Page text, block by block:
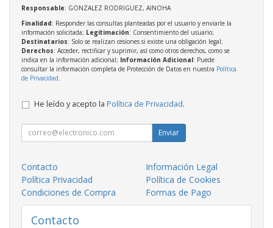
Responsable: GONZALEZ RODRIGUEZ, AINOHA
Finalidad: Responder las consultas planteadas por el usuario y enviarle la
información solicitada; Legitimación: Consentimiento del usuario;
Destinatarios: Solo se realizan cesiones si existe una obligación legal;
Derechos: Acceder, rectificar y suprimir, así como otros derechos, como se
indica en la información adicional; Información Adicional: Puede
consultar la información completa de Protección de Datos en nuestra Política
de Privacidad
He leído y acepto la Política de Privacidad.
Enviar
Contacto
Información Legal
Política Privacidad
Política de Cookies
Condiciones de Compra
Formas de Pago
Contacto